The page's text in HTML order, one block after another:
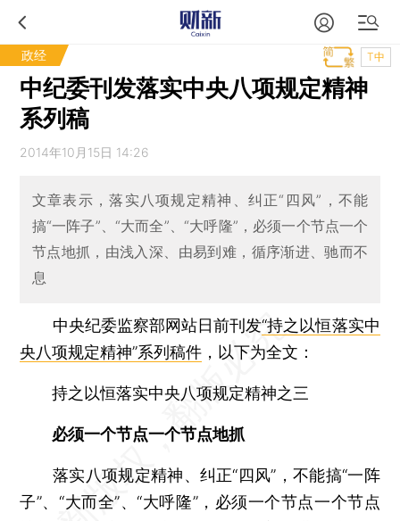
政经 T中
中纪委刊发落实中央八项规定精神
系列稿
2014年10月15日 14:26
文章表示，落实八项规定精神、纠正“四风”，不能
搞“一阵子”、“大而全”、“大呼隆”，必须一个节点一个
节点地抓，由浅入深、由易到难，循序渐进、驰而不
息
中央纪委监察部网站日前刊发“持之以恒落实中
央八项规定精神”系列稿件 ，以下为全文：
持之以恒落实中央八项规定精神之三
必须一个节点一个节点地抓
落实八项规定精神、纠正“四风”，不能搞“一阵
子”、“大而全”、“大呼隆”，必须一个节点一个节点